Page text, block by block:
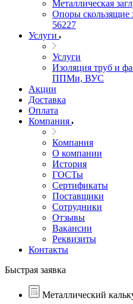
Металлическая
Опоры
56227
Услуги
Услуги
Изоляция труб и
ППМи, ВУС
Акции
Доставка
Оплата
Компания
Компания
О компании
История
ГОСТы
Сертификаты
Поставщики
Сотрудники
Отзывы
Вакансии
Реквизиты
Контакты
Быстрая заявка
Металлический